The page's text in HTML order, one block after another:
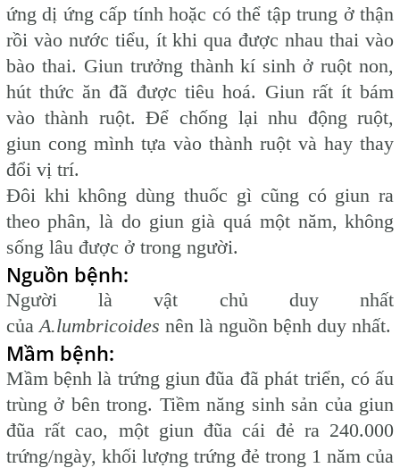
ứng dị ứng cấp tính hoặc có thể tập trung ở thận
rồi vào nước tiểu, ít khi qua được nhau thai vào
bào thai. Giun trưởng thành kí sinh ở ruột non,
hút thức ăn đã được tiêu hoá. Giun rất ít bám
vào thành ruột. Để chống lại nhu động ruột,
giun cong mình tựa vào thành ruột và hay thay
đổi vị trí.
Đôi khi không dùng thuốc gì cũng có giun ra
theo phân, là do giun già quá một năm, không
sống lâu được ở trong người.
Nguồn bệnh:
Người là vật chủ duy nhất
của A.lumbricoides nên là nguồn bệnh duy nhất.
Mầm bệnh:
Mầm bệnh là trứng giun đũa đã phát triển, có ấu
trùng ở bên trong. Tiềm năng sinh sản của giun
đũa rất cao, một giun đũa cái đẻ ra 240.000
trứng/ngày, khối lượng trứng đẻ trong 1 năm của